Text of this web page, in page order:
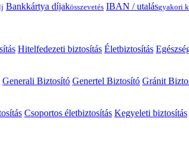
Bankkártya díjakösszevetés IBAN / utalásgyakori
Hitelfedezeti biztosítás Életbiztosítás
Generali Biztosító Genertel Biztosító Gránit
Csoportos életbiztosítás Kegyeleti biztosítás